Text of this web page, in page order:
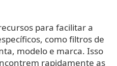
para facilitar a
como filtros de
modelo e marca. Isso
rapidamente as